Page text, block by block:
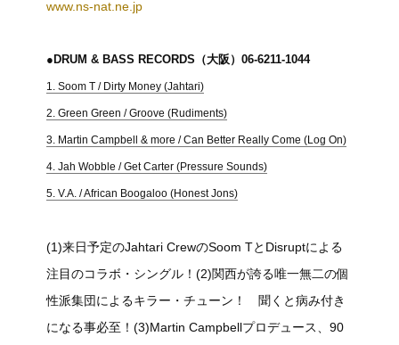
www.ns-nat.ne.jp
●DRUM & BASS RECORDS（大阪）06-6211-1044
1. Soom T / Dirty Money (Jahtari)
2. Green Green / Groove (Rudiments)
3. Martin Campbell & more / Can Better Really Come (Log On)
4. Jah Wobble / Get Carter (Pressure Sounds)
5. V.A. / African Boogaloo (Honest Jons)
(1)来日予定のJahtari CrewのSoom TとDisruptによる
注目のコラボ・シングル！(2)関西が誇る唯一無二の個
性派集団によるキラー・チューン！ 聞くと病み付き
になる事必至！(3)Martin Campbellプロデュース、90